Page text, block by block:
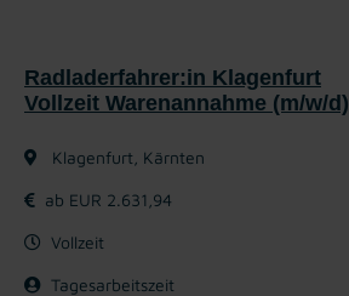
Radladerfahrer:in Klagenfurt
Vollzeit Warenannahme (m/w/d)
Klagenfurt, Kärnten
ab EUR 2.631,94
Vollzeit
Tagesarbeitszeit